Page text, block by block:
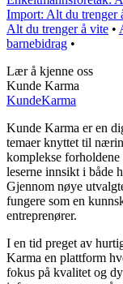
Import: Alt du trenger
Alt du trenger å vite •
barnebidrag •
Lær å kjenne oss
Kunde Karma
KundeKarma
Kunde Karma er en
temaer knyttet til
komplekse forholdene
leserne innsikt i både
Gjennom nøye
fungere som en
entreprenører.
I en tid preget av
Karma en plattform
fokus på kvalitet og